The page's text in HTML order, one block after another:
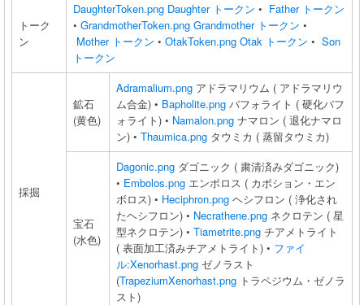
トーク
ン
DaughterToken.png Daughter トークン • Father トークン
• GrandmotherToken.png Grandmother トークン •
Mother トークン • OtakToken.png Otak トークン • Son
トークン
採掘
鉱石
(黄色)
Adramalium.png アドラマリウム ( アドラマリウ
ム合金) • Bapholite.png バフォライト ( 硬化バフ
ォライト) • Namalon.png ナマロン ( 退化ナマロ
ン) • Thaumica.png タウミカ ( 蒸留タウミカ)
宝石
(水色)
Dagonic.png ダゴニック ( 粛清済みダゴニック)
• Embolos.png エンボロス ( カボション・エン
ボロス) • Heciphron.png ヘシフロン ( 浄化され
たヘシフロン) • Necrathene.png ネクロテン ( 星
型ネクロテン) • Tiametrite.png チアメトライト
( 表面加工済みチアメトライト) • ファイ
ル:Xenorhast.png ゼノラスト
(TrapeziumXenorhast.png トラペジウム・ゼノラ
スト)